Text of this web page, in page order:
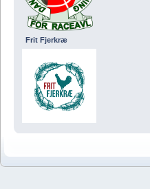
Frit Fjerkræ